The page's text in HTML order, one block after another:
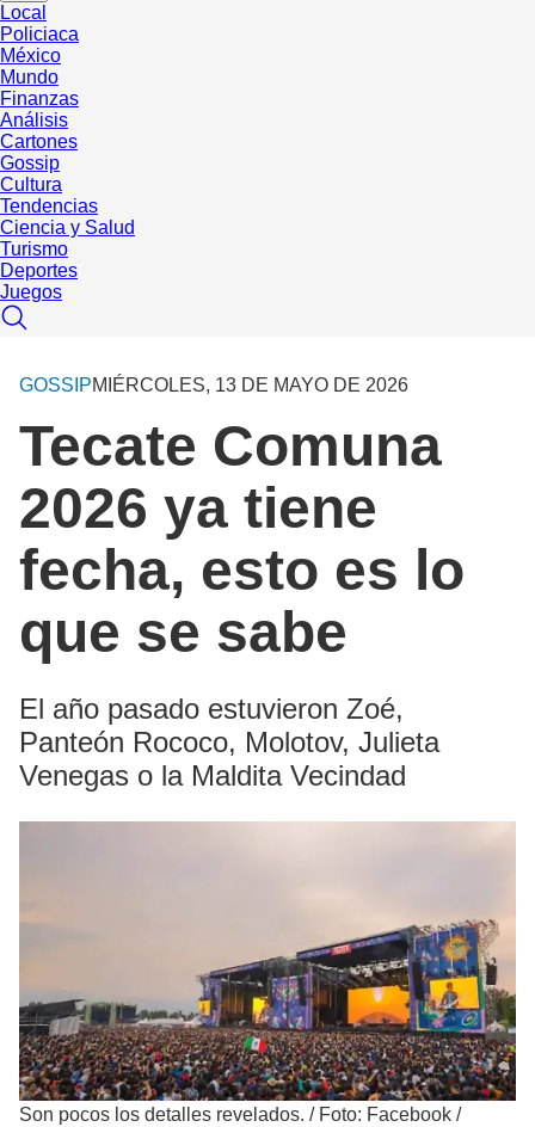
Local
Policiaca
México
Mundo
Finanzas
Análisis
Cartones
Gossip
Cultura
Tendencias
Ciencia y Salud
Turismo
Deportes
Juegos
GOSSIPMIÉRCOLES, 13 DE MAYO DE 2026
Tecate Comuna
2026 ya tiene
fecha, esto es lo
que se sabe
El año pasado estuvieron Zoé,
Panteón Rococo, Molotov, Julieta
Venegas o la Maldita Vecindad
Son pocos los detalles revelados. / Foto: Facebook /